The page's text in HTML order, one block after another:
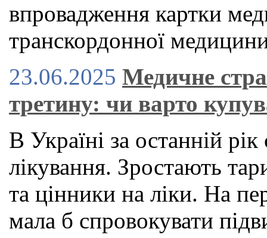
впровадження картки
транскордонної
23.06.2025 Медичне
третину: чи варто
В Україні за останній
лікування. Зростають
та цінники на ліки. На
мала б спровокувати